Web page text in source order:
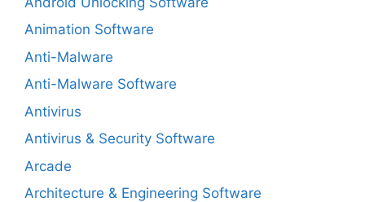
Animation Software
Anti-Malware
Anti-Malware Software
Antivirus
Antivirus & Security Software
Arcade
Architecture & Engineering Software